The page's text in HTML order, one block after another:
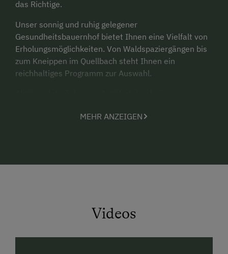
das Richtige.
Unser sonnig und ruhig gelegener
Gesundheitsbauernhof bietet Ihnen eine Vielfalt von
Erholungsmöglichkeiten. Von Waldspaziergängen bis
zum Kneippen im Quellbach steht Ihnen ein
reichhaltiges Programm zur Auswahl.
biologisch einwandfreiem Landbau.
MEHR ANZEIGEN
Videos